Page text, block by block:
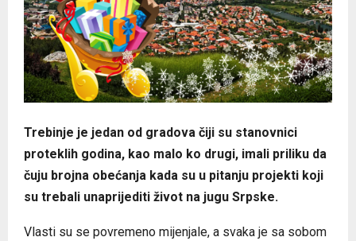
Trebinje je jedan od gradova čiji su stanovnici
proteklih godina, kao malo ko drugi, imali priliku da
čuju brojna obećanja kada su u pitanju projekti koji
su trebali unaprijediti život na jugu Srpske.
Vlasti su se povremeno mijenjale, a svaka je sa sobom